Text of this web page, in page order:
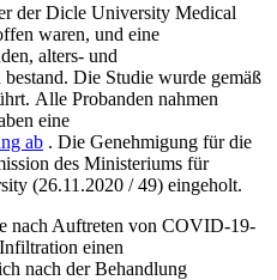
der Dicle University Medical
waren, und eine
alters- und
bestand. Die Studie wurde gemäß
Alle Probanden nahmen
eine
ab . Die Genehmigung für die
des Ministeriums für
(26.11.2020 / 49) eingeholt.
nach Auftreten von COVID-19-
einen
nach der Behandlung